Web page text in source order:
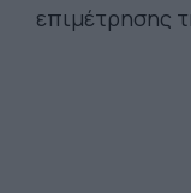
επιμέτρησης